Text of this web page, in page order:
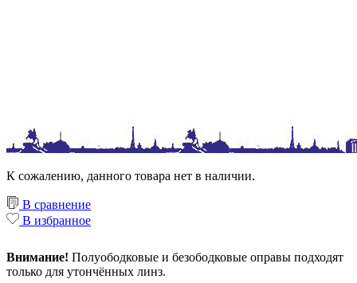
К сожалению, данного товара нет в наличии.
В сравнение
В избранное
Внимание! Полуободковые и безободковые оправы подходят
только для утончённых линз.